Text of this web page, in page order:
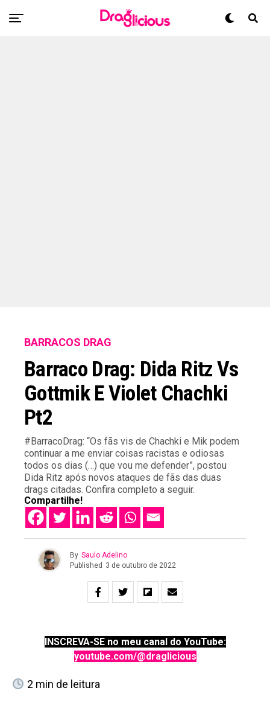
BARRACOS DRAG
Barraco Drag: Dida Ritz Vs
Gottmik E Violet Chachki
Pt2
#BarracoDrag: “Os fãs vis de Chachki e Mik podem
continuar a me enviar coisas racistas e odiosas
todos os dias (…) que vou me defender”, postou
Dida Ritz após novos ataques de fãs das duas
drags citadas. Confira completo a seguir.
Compartilhe!
By Saulo Adelino
Published 3 de outubro de 2022
INSCREVA-SE no meu canal do YouTube:
youtube.com/@draglicious
2 min de leitura